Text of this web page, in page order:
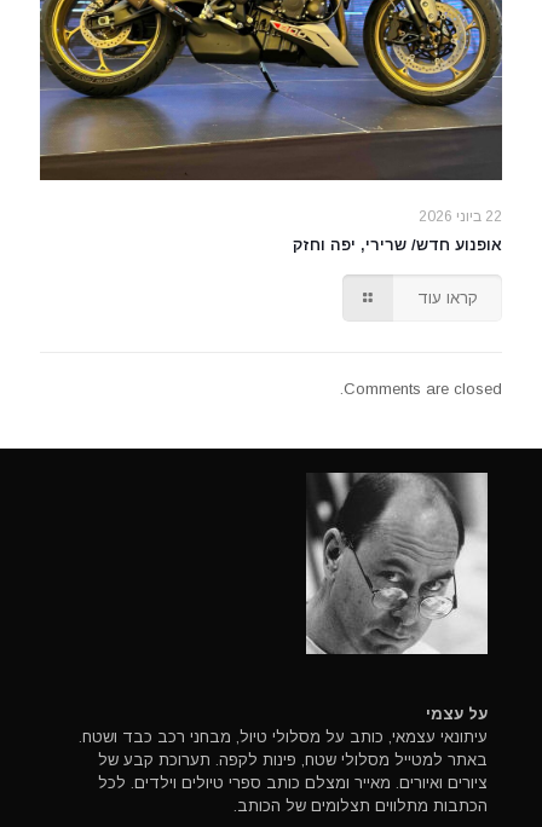
22 ביוני 2026
אופנוע חדש/ שרירי, יפה וחזק
קראו עוד
Comments are closed.
על עצמי
עיתונאי עצמאי, כותב על מסלולי טיול, מבחני רכב כבד ושטח.
באתר למטייל מסלולי שטח, פינות לקפה. תערוכת קבע של
ציורים ואיורים. מאייר ומצלם כותב ספרי טיולים וילדים. לכל
הכתבות מתלווים תצלומים של הכותב.